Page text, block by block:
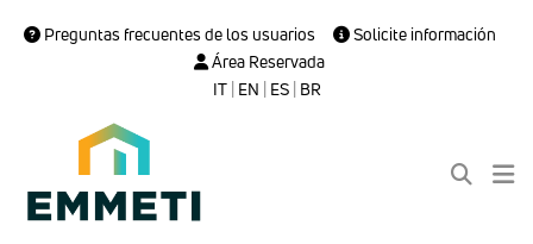
Preguntas frecuentes de los usuarios
Solicite información
Área Reservada
IT| EN | ES| BR